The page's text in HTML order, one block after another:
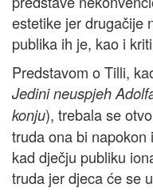
estetike jer drugačije
publika ih je, kao i
Predstavom o Tilli,
Jedini neuspjeh
konju), trebala se
truda ona bi
kad dječju publiku
truda jer djeca će se